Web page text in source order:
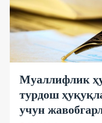
Муаллифлик
турдош
учун